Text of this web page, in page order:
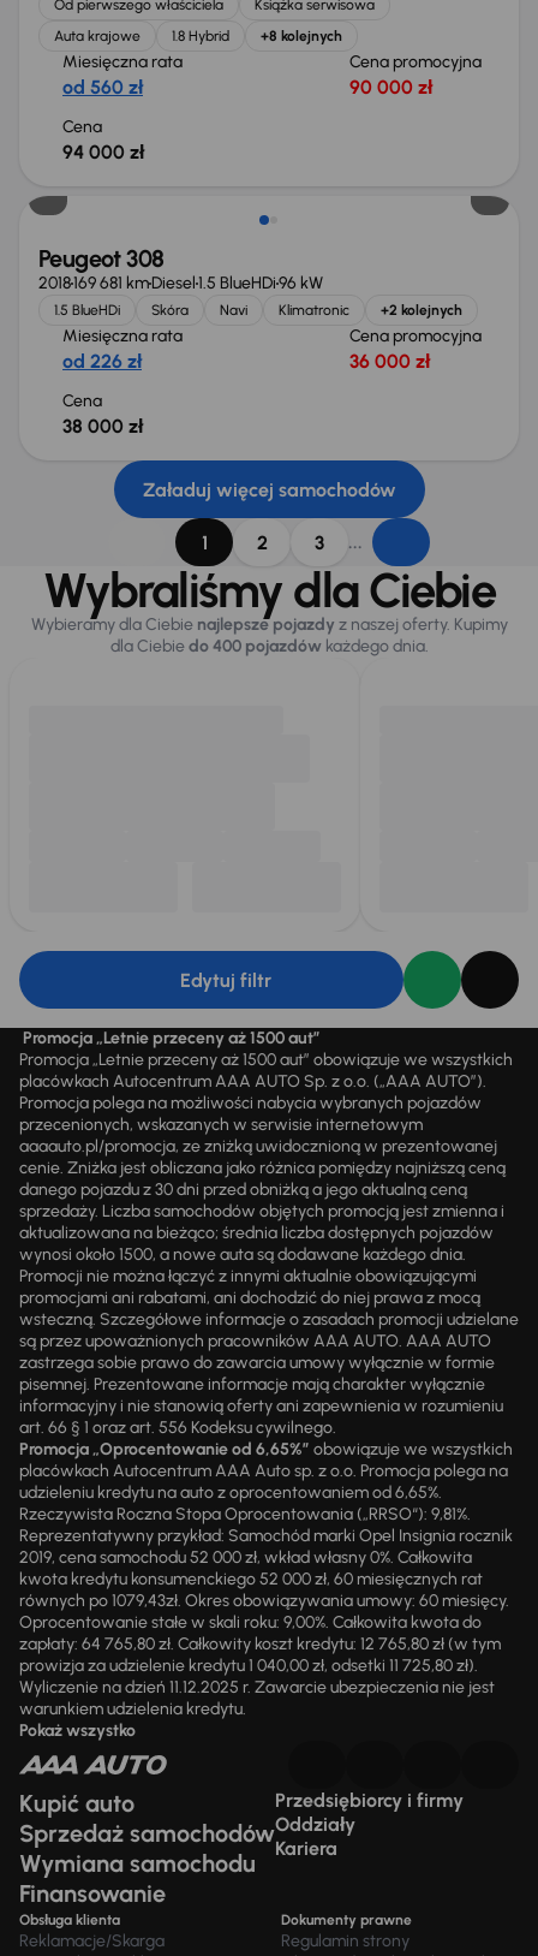
Od pierwszego właściciela
Książka serwisowa
Auta krajowe
1.8 Hybrid +8 kolejnych
Miesięczna rata
od 560 zł
Cena promocyjna
90 000 zł
Cena
94 000 zł
Peugeot 308
2018169 681 kmDiesel1.5 BlueHDi96 kW
1.5 BlueHDi Skóra Navi Klimatronic +2 kolejnych
Miesięczna rata
od 226 zł
Cena promocyjna
36 000 zł
Cena
38 000 zł
Załaduj więcej samochodów
1 2 3 ...
Wybraliśmy dla Ciebie
Wybieramy dla Ciebie najlepsze pojazdy z naszej oferty. Kupimy
dla Ciebiedo 400 pojazdówkażdego dnia.
Edytuj filtr
Promocja „Letnie przeceny aż 1500 aut”
Promocja „Letnie przeceny aż 1500 aut” obowiązuje we wszystkich
placówkach Autocentrum AAA AUTO Sp. z o.o. („AAA AUTO”).
Promocja polega na możliwości nabycia wybranych pojazdów
przecenionych, wskazanych w serwisie internetowym
aaaauto.pl/promocja, ze zniżką uwidocznioną w prezentowanej
cenie. Zniżka jest obliczana jako różnica pomiędzy najniższą ceną
danego pojazdu z 30 dni przed obniżką a jego aktualną ceną
sprzedaży. Liczba samochodów objętych promocją jest zmienna i
aktualizowana na bieżąco; średnia liczba dostępnych pojazdów
wynosi około 1500, a nowe auta są dodawane każdego dnia.
Promocji nie można łączyć z innymi aktualnie obowiązującymi
promocjami ani rabatami, ani dochodzić do niej prawa z mocą
wsteczną. Szczegółowe informacje o zasadach promocji udzielane
są przez upoważnionych pracowników AAA AUTO. AAA AUTO
zastrzega sobie prawo do zawarcia umowy wyłącznie w formie
pisemnej. Prezentowane informacje mają charakter wyłącznie
informacyjny i nie stanowią oferty ani zapewnienia w rozumieniu
art. 66 § 1 oraz art. 556 Kodeksu cywilnego.
Promocja „Oprocentowanie od 6,65%” obowiązuje we wszystkich
placówkach Autocentrum AAA Auto sp. z o.o. Promocja polega na
udzieleniu kredytu na auto z oprocentowaniem od 6,65%.
Rzeczywista Roczna Stopa Oprocentowania („RRSO“): 9,81%.
Reprezentatywny przykład: Samochód marki Opel Insignia rocznik
2019, cena samochodu 52 000 zł, wkład własny 0%. Całkowita
kwota kredytu konsumenckiego 52 000 zł, 60 miesięcznych rat
równych po 1079,43zł. Okres obowiązywania umowy: 60 miesięcy.
Oprocentowanie stałe w skali roku: 9,00%. Całkowita kwota do
zapłaty: 64 765,80 zł. Całkowity koszt kredytu: 12 765,80 zł (w tym
prowizja za udzielenie kredytu 1 040,00 zł, odsetki 11 725,80 zł).
Wyliczenie na dzień 11.12.2025 r. Zawarcie ubezpieczenia nie jest
warunkiem udzielenia kredytu.
Pokaż wszystko
Kupić auto
Sprzedaż samochodów
Wymiana samochodu
Finansowanie
Przedsiębiorcy i firmy
Oddziały
Kariera
Obsługa klienta
Reklamacje/Skarga
Dokumenty prawne
Regulamin strony